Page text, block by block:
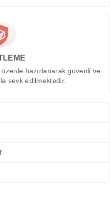
hazırlanarak güvenli ve
sevk edilmektedir.